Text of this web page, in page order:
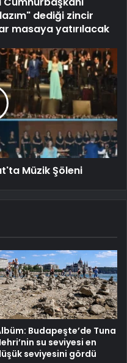
dediği zincir
masaya yatırılacak
Müzik Şöleni
Budapeşte’de Tuna
su seviyesi en
seviyesini gördü